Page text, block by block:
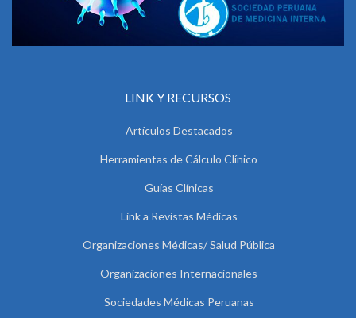
LINK Y RECURSOS
Artículos Destacados
Herramientas de Cálculo Clínico
Guías Clínicas
Link a Revistas Médicas
Organizaciones Médicas/ Salud Pública
Organizaciones Internacionales
Sociedades Médicas Peruanas